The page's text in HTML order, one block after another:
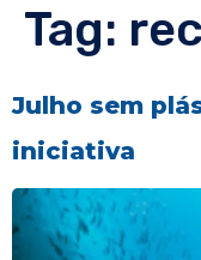
Tag:
Julho sem
iniciativa